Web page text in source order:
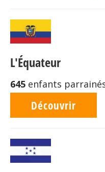
L'Équateur
645 enfants
Découvrir